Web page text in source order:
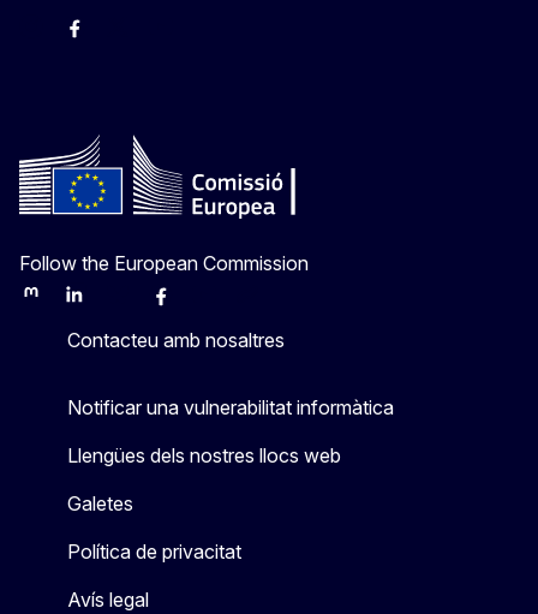
InstagramFacebook
Follow the European Commission
MastodonLinkedInBlueskyFacebook
Contacteu amb nosaltres
Notificar una vulnerabilitat informàtica
Llengües dels nostres llocs web
Galetes
Política de privacitat
Avís legal